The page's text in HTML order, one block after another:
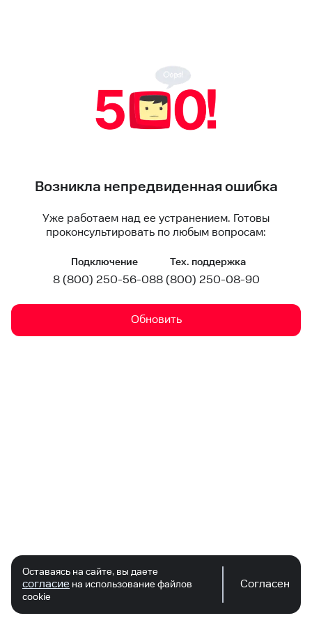
Возникла непредвиденная ошибка
Уже работаем над ее устранением. Готовы
проконсультировать по любым вопросам:
Подключение
8 (800) 250-56-08
Тех. поддержка
8 (800) 250-08-90
Обновить
Оставаясь на сайте, вы даете
согласие на использование файлов
cookie
Согласен